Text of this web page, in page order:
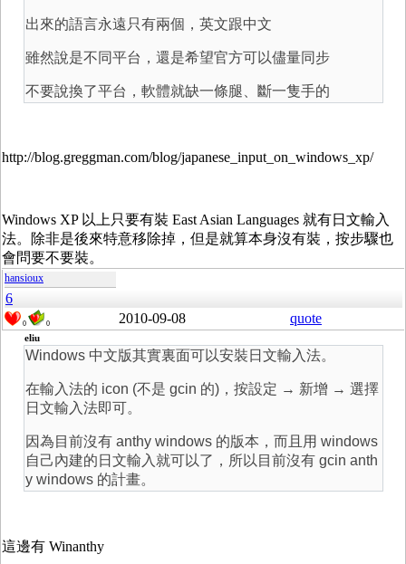
出來的語言永遠只有兩個，英文跟中文
雖然說是不同平台，還是希望官方可以儘量同步
不要說換了平台，軟體就缺一條腿、斷一隻手的
http://blog.greggman.com/blog/japanese_input_on_windows_xp/
Windows XP 以上只要有裝 East Asian Languages 就有日文輸入
法。除非是後來特意移除掉，但是就算本身沒有裝，按步驟也
會問要不要裝。
hansioux
6
0 0 2010-09-08 quote
eliu
Windows 中文版其實裏面可以安裝日文輸入法。
在輸入法的 icon (不是 gcin 的)，按設定 → 新增 → 選擇
日文輸入法即可。
因為目前沒有 anthy windows 的版本，而且用 windows
自己內建的日文輸入就可以了，所以目前沒有 gcin anth
y windows 的計畫。
這邊有 Winanthy